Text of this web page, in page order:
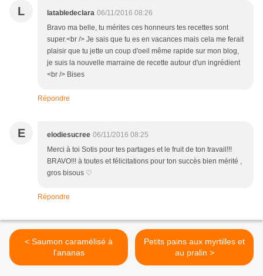
L latabledeclara 06/11/2016 08:26
Bravo ma belle, tu mérites ces honneurs tes recettes sont
super.<br /> Je sais que tu es en vacances mais cela me ferait
plaisir que tu jette un coup d'oeil même rapide sur mon blog,
je suis la nouvelle marraine de recette autour d'un ingrédient
<br /> Bises
Répondre
E elodiesucree 06/11/2016 08:25
Merci à toi Sotis pour tes partages et le fruit de ton travail!!!
BRAVO!!! à toutes et félicitations pour ton succès bien mérité ,
gros bisous ♡
Répondre
< Saumon caramélisé à
l'ananas
Petits pains aux myrtilles et
au pralin >